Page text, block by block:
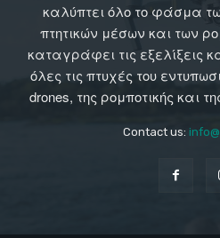
καλύπτει όλο το φάσμα
πτητικών μέσων και των
καταγράφει τις εξελίξεις
όλες τις πτυχές του
drones, της ρομποτικής και
Contact us: